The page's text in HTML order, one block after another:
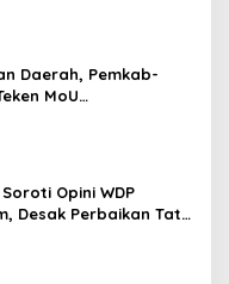
Daerah, Pemkab-
MoU
Opini WDP
Desak Perbaikan Tata